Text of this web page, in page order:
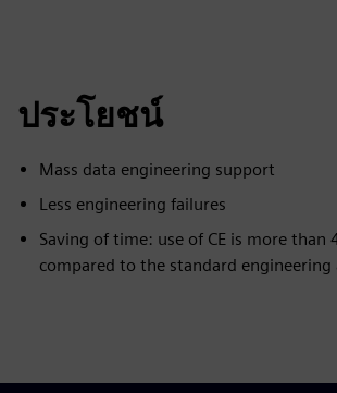
ประโยชน์
Mass data engineering support
Less engineering failures
Saving of time: use of CE is more than
compared to the standard engineering